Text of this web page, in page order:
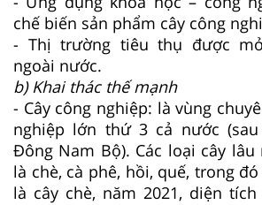
chế biến sản phẩm cây công
- Thị trường tiêu thụ được
ngoài nước.
b) Khai thác thế mạnh
- Cây công nghiệp: là vùng
nghiệp lớn thứ 3 cả nước (sau
Đông Nam Bộ). Các loại cây
là chè, cà phê, hồi, quế, trong
là cây chè, năm 2021, diện